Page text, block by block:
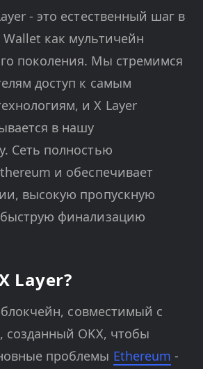
- это естественный шаг в
как мультичейн
поколения. Мы стремимся
доступ к самым
и X Layer
в нашу
Сеть полностью
и обеспечивает
высокую пропускную
финализацию
Layer?
блокчейн, совместимый с
созданный OKX, чтобы
проблемы Ethereum -